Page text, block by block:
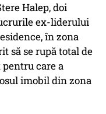
Halep, doi
ex-liderului
în zona
să se rupă total de
care a
imobil din zona